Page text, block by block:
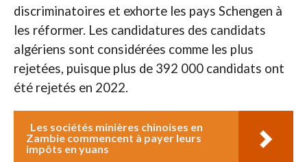
discriminatoires et exhorte les pays Schengen à
les réformer. Les candidatures des candidats
algériens sont considérées comme les plus
rejetées, puisque plus de 392 000 candidats ont
été rejetés en 2022.
Les sociétés minières chinoises en
Zambie commencent à payer leurs
impôts en yuans